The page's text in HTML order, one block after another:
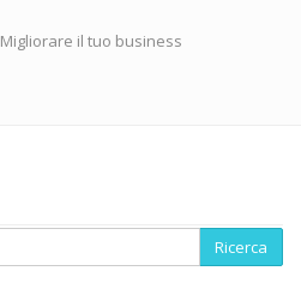
Migliorare il tuo business
Ricerca